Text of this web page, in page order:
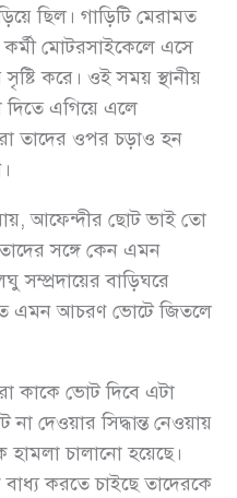
ছিল। গাড়িটি মেরামত
মোটরসাইকেলে এসে
করে। ওই সময় স্থানীয়
দিতে এগিয়ে এলে
তাদের ওপর চড়াও হন
আফেন্দীর ছোট ভাই তো
সঙ্গে কেন এমন
সম্প্রদায়ের বাড়িঘরে
এমন আচরণ ভোটে জিতলে
কাকে ভোট দিবে এটা
না দেওয়ার সিদ্ধান্ত নেওয়ায়
চালানো হয়েছে।
করতে চাইছে তাদেরকে